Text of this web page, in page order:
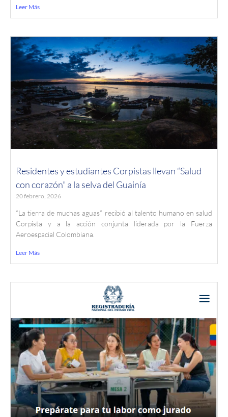
Leer Más
Residentes y estudiantes Corpistas llevan “Salud
con corazón” a la selva del Guainía
20 febrero, 2026
“La tierra de muchas aguas” recibió al talento humano en salud
Corpista y a la acción conjunta liderada por la Fuerza
Aeroespacial Colombiana.
Leer Más